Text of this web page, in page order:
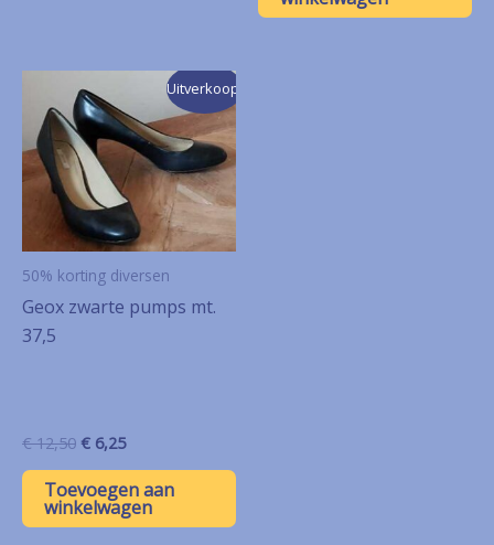
Uitverkoop!
50% korting diversen
Geox zwarte pumps mt.
37,5
€12,50 Oorspronkelijke
was:
€ 12,50.
€ 6,25Huidige
is:
€ 6,25.
Toevoegen aan
winkelwagen